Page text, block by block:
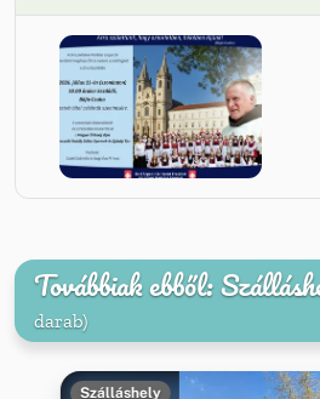
Továbbiak ebből:
darab)
Szálláshely